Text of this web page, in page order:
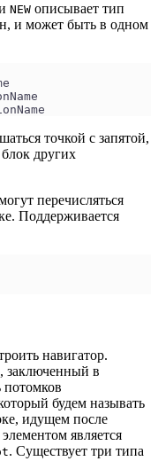
NEW описывает тип
и может быть в одном
точкой с запятой,
других
перечисляться
Поддерживается
навигатор.
заключенный в
потомков
будем называть
идущем после
является
. Существует три типа